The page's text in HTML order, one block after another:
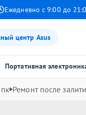
Ежедневно с 9:00 до
центр Asus
Портативная
Ремонт после